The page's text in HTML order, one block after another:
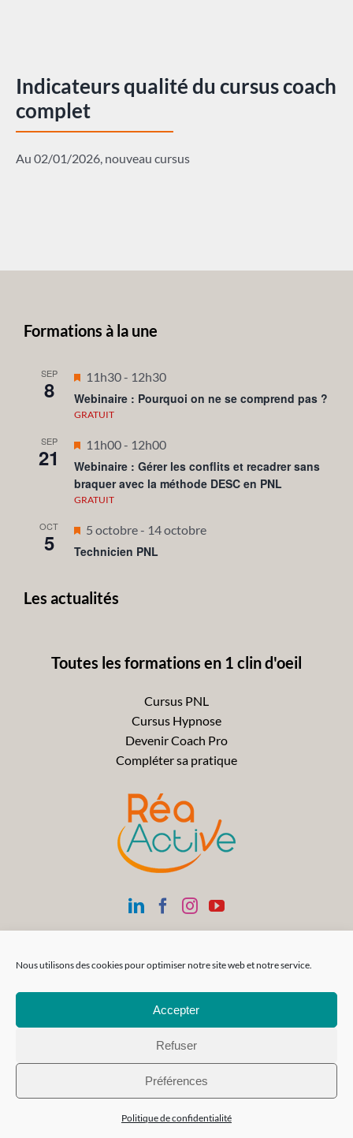
Nous utilisons des cookies pour optimiser notre site web et notre service.
Accepter
Refuser
Préférences
Politique de confidentialité
Indicateurs qualité du cursus coach
complet
Au 02/01/2026, nouveau cursus
Formations à la une
SEP
8
Mis
en
avant
11h30- 12h30
Webinaire : Pourquoi on ne se comprend pas ?
GRATUIT
SEP
21
Mis
en
avant
11h00- 12h00
Webinaire : Gérer les conflits et recadrer sans
braquer avec la méthode DESC en PNL
GRATUIT
OCT
5
Mis
en
5 octobre- 14 octobre
Technicien PNL
Les actualités
Toutes les formations en 1 clin d'oeil
Cursus PNL
Cursus Hypnose
Devenir Coach Pro
Compléter sa pratique
Siège SocialSAS Réa-FormAction